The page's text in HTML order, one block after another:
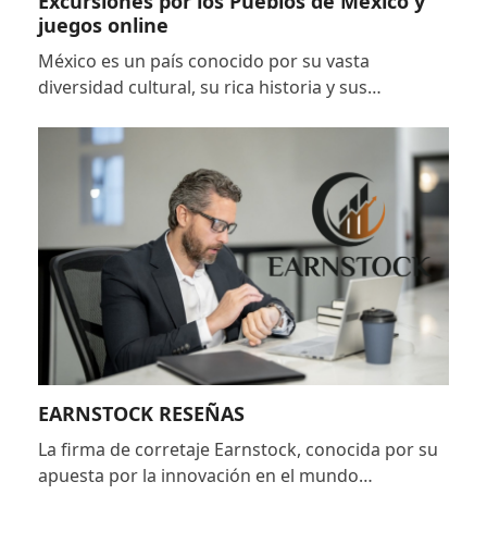
juegos online
México es un país conocido por su vasta
diversidad cultural, su rica historia y sus…
EARNSTOCK RESEÑAS
La firma de corretaje Earnstock, conocida por su
apuesta por la innovación en el mundo…